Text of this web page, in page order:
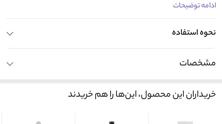
ادامه توضیحات
نحوه استفاده
مشخصات
خریداران این محصول، این‌ها را هم خریدند